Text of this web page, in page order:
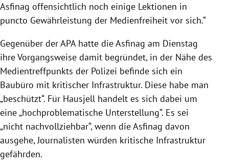
Asfinag offensichtlich noch einige Lektionen in
puncto Gewährleistung der Medienfreiheit vor sich.“
Gegenüber der APA hatte die Asfinag am Dienstag
ihre Vorgangsweise damit begründet, in der Nähe des
Medientreffpunkts der Polizei befinde sich ein
Baubüro mit kritischer Infrastruktur. Diese habe man
„beschützt“. Für Hausjell handelt es sich dabei um
eine „hochproblematische Unterstellung“. Es sei
„nicht nachvollziehbar“, wenn die Asfinag davon
ausgehe, Journalisten würden kritische Infrastruktur
gefährden.